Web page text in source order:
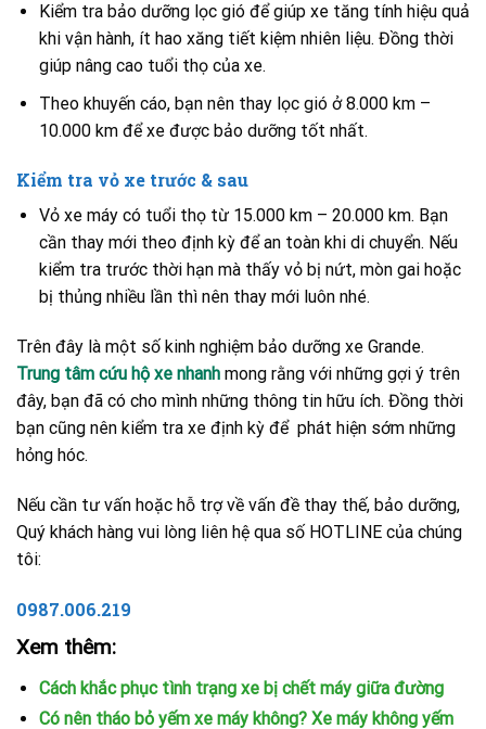
Kiểm tra bảo dưỡng lọc gió để giúp xe tăng tính hiệu quả
khi vận hành, ít hao xăng tiết kiệm nhiên liệu. Đồng thời
giúp nâng cao tuổi thọ của xe.
Theo khuyến cáo, bạn nên thay lọc gió ở 8.000 km –
10.000 km để xe được bảo dưỡng tốt nhất.
Kiểm tra vỏ xe trước & sau
Vỏ xe máy có tuổi thọ từ 15.000 km – 20.000 km. Bạn
cần thay mới theo định kỳ để an toàn khi di chuyển. Nếu
kiểm tra trước thời hạn mà thấy vỏ bị nứt, mòn gai hoặc
bị thủng nhiều lần thì nên thay mới luôn nhé.
Trên đây là một số kinh nghiệm bảo dưỡng xe Grande.
Trung tâm cứu hộ xe nhanh mong rằng với những gợi ý trên
đây, bạn đã có cho mình những thông tin hữu ích. Đồng thời
bạn cũng nên kiểm tra xe định kỳ để phát hiện sớm những
hỏng hóc.
Nếu cần tư vấn hoặc hỗ trợ về vấn đề thay thế, bảo dưỡng,
Quý khách hàng vui lòng liên hệ qua số HOTLINE của chúng
tôi:
0987.006.219
Xem thêm:
Cách khắc phục tình trạng xe bị chết máy giữa đường
Có nên tháo bỏ yếm xe máy không? Xe máy không yếm